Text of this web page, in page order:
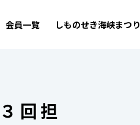
会員一覧 しものせき海峡まつり
回担